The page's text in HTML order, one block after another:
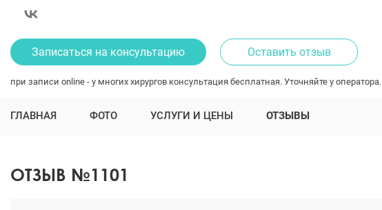
Записаться на консультацию Оставить отзыв
при записи online - у многих хирургов консультация бесплатная. Уточняйте у оператора.
ГЛАВНАЯ ФОТО УСЛУГИ И ЦЕНЫ ОТЗЫВЫ
ОТЗЫВ №1101